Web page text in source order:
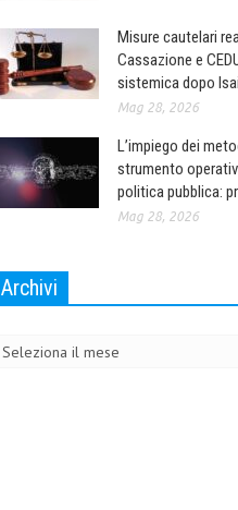
Misure cautelari
Cassazione e
sistemica dopo
Mag 28, 2026
L’impiego dei
strumento
politica pubblica:
Mag 28, 2026
Archivi